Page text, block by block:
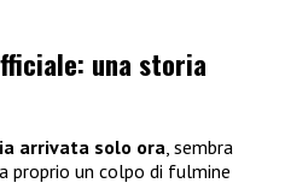
una storia
arrivata solo ora, sembra
proprio un colpo di fulmine